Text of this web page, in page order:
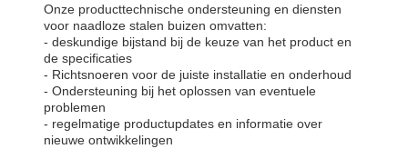
Onze producttechnische ondersteuning en diensten
voor naadloze stalen buizen omvatten:
- deskundige bijstand bij de keuze van het product en
de specificaties
- Richtsnoeren voor de juiste installatie en onderhoud
- Ondersteuning bij het oplossen van eventuele
problemen
- regelmatige productupdates en informatie over
nieuwe ontwikkelingen